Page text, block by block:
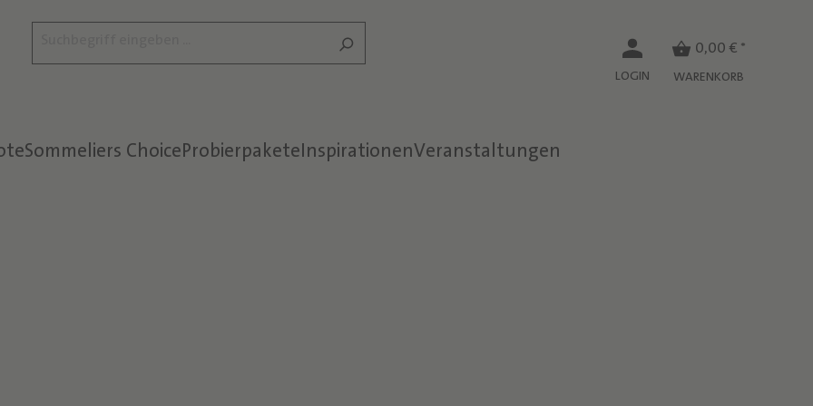
LOGIN
0,00 € *
WARENKORB
Sommeliers ChoiceProbierpaketeInspirationenVeranstaltungen